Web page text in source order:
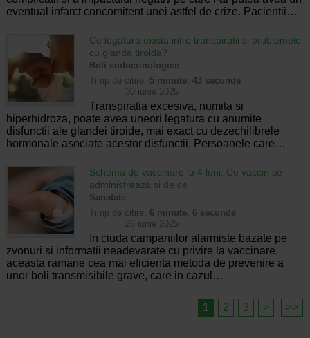
eventual infarct concomitent unei astfel de crize. Pacientii…
Ce legatura exista intre transpiratii si problemele
cu glanda tiroida?
Boli endocrinologice
Timp de citire: 5 minute, 43 secunde
30 iunie 2025
Transpiratia excesiva, numita si
hiperhidroza, poate avea uneori legatura cu anumite
disfunctii ale glandei tiroide, mai exact cu dezechilibrele
hormonale asociate acestor disfunctii. Persoanele care…
Schema de vaccinare la 4 luni: Ce vaccin se
administreaza si de ce
Sanatate
Timp de citire: 6 minute, 6 secunde
26 iunie 2025
In ciuda campaniilor alarmiste bazate pe
zvonuri si informatii neadevarate cu privire la vaccinare,
aceasta ramane cea mai eficienta metoda de prevenire a
unor boli transmisibile grave, care in cazul…
1 2 3 > >>